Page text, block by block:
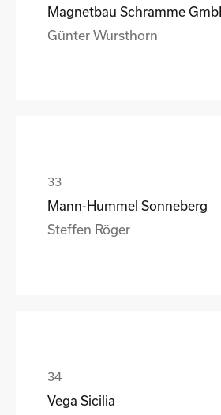
Magnetbau Schramme
Günter Wursthorn
Mann-Hummel Sonneberg
Steffen Röger
Vega Sicilia